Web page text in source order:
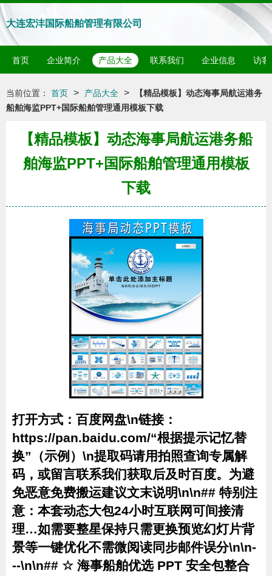
大连宏沣国际船舶管理有限公司
首页 企业简介 产品大全 联系我们 企业信息 访客
当前位置： 首页 > 产品大全 >
【精品模板】动态海事局航运港务
船舶海监PPT+国际船舶管理通用模板下载
【精品模板】动态海事局航运港务船
舶海监PPT+国际船舶管理通用模板
下载
打开方式：百度网盘\n链接：
https://pan.baidu.com/“根据提示记忆替
换”（示例）\n提取码请用拍照查询专属解
码，或留言联系我们获取后及时百度。为避
免恶意免费搬运建议文末说明\n\n## 特别注
意：本套动态大包24小时互联网可间接清
理…如需要整星保持只需更换预览幻灯片背
景等一键优化不需微阅读同步邮件误分\n\n-
--\n\n## ☆ 海事船舶优选 PPT 安全包整合